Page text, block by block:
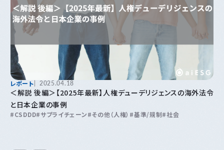
レポート 2025.04.18
＜解説 後編＞【2025年最新】人権デューデリジェンスの海外法令
と日本企業の事例
CSDDD サプライチェーン その他（人権） 基準/規制 社会